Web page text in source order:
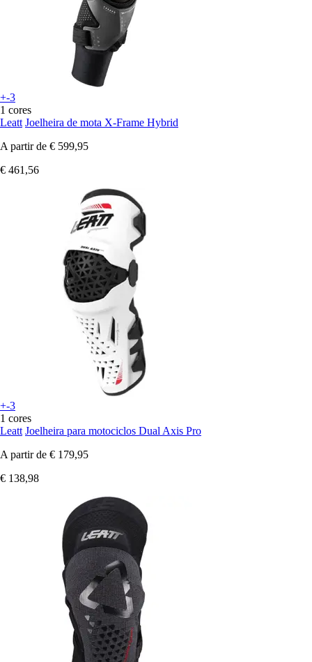
+-3
1 cores
Leatt Joelheira de mota X-Frame Hybrid
A partir de € 599,95
€ 461,56
+-3
1 cores
Leatt Joelheira para motociclos Dual Axis Pro
A partir de € 179,95
€ 138,98